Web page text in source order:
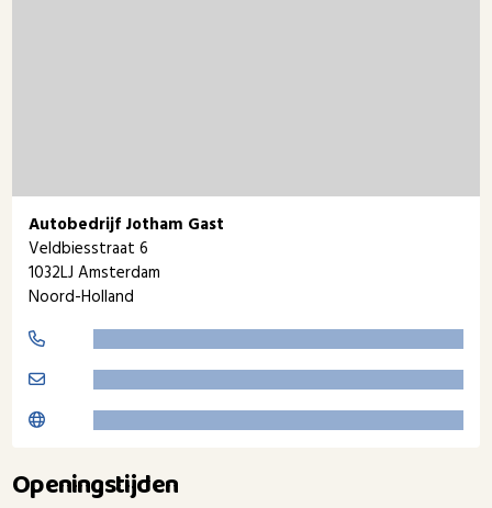
Autobedrijf Jotham Gast
Veldbiesstraat 6
1032LJ Amsterdam
Noord-Holland
Openingstijden